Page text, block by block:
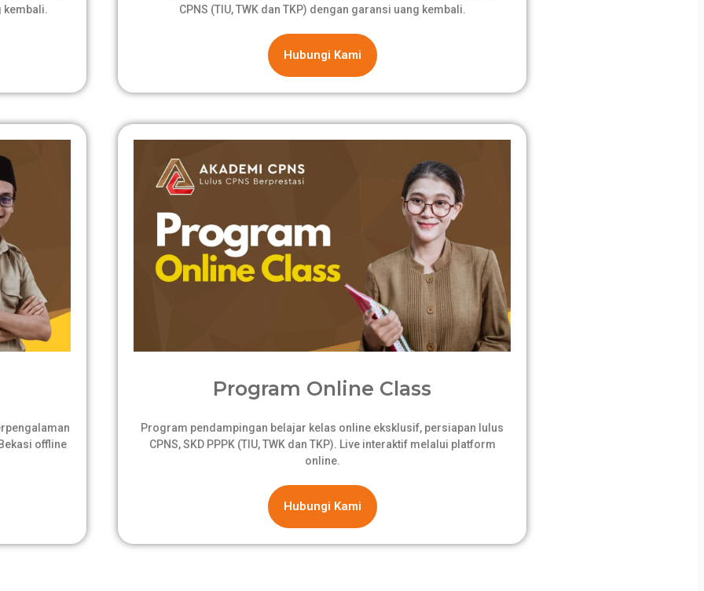
kembali.
CPNS (TIU, TWK dan TKP) dengan garansi uang kembali.
Hubungi Kami
offline
Program Online Class
Program pendampingan belajar kelas online eksklusif, persiapan lulus
CPNS, SKD PPPK (TIU, TWK dan TKP). Live interaktif melalui platform
online.
Hubungi Kami